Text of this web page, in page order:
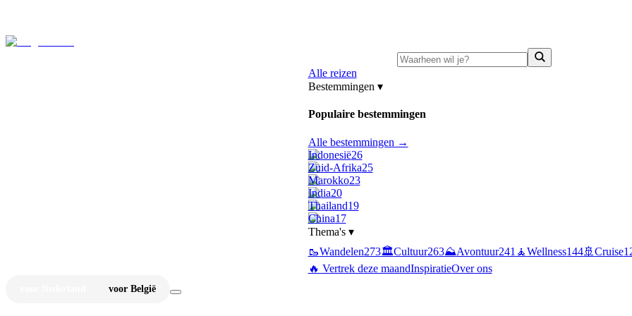
Alle reizen
Bestemmingen ▾
Populaire bestemmingen
Alle bestemmingen →
Indonesië26
Zuid-Afrika25
Marokko23
India20
Thailand19
China17
Thema's ▾
🥾Wandelen273🏛️Cultuur263⛰️Avontuur241 🧘Wellness144🚢 Cruise
🔥 Vertrek deze maandInspiratieOver ons
voor België